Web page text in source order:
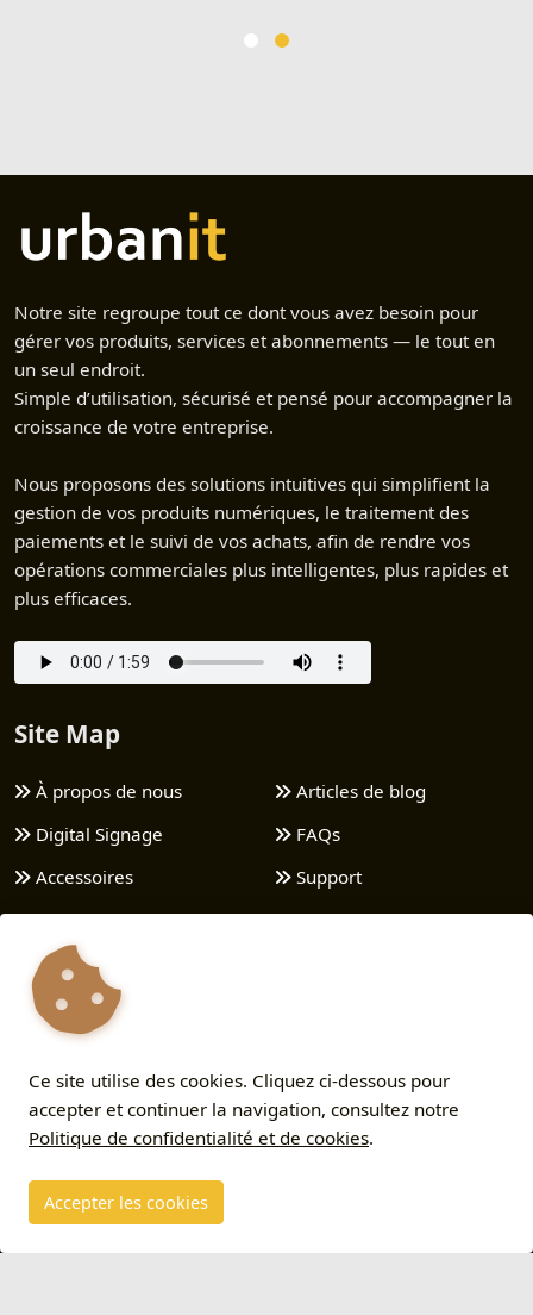
Notre site regroupe tout ce dont vous avez besoin pour
gérer vos produits, services et abonnements — le tout en
un seul endroit.
Simple d’utilisation, sécurisé et pensé pour accompagner la
croissance de votre entreprise.
Nous proposons des solutions intuitives qui simplifient la
gestion de vos produits numériques, le traitement des
paiements et le suivi de vos achats, afin de rendre vos
opérations commerciales plus intelligentes, plus rapides et
plus efficaces.
Site Map
À propos de nous
Digital Signage
Accessoires
Nos Packs
Widgets
ESL | E-paper
Applications
Services
Articles de blog
FAQs
Support
Contact
Termes et conditions
Ce site utilise des cookies. Cliquez ci-dessous pour
accepter et continuer la navigation, consultez notre
Politique de confidentialité et de cookies.
Accepter les cookies